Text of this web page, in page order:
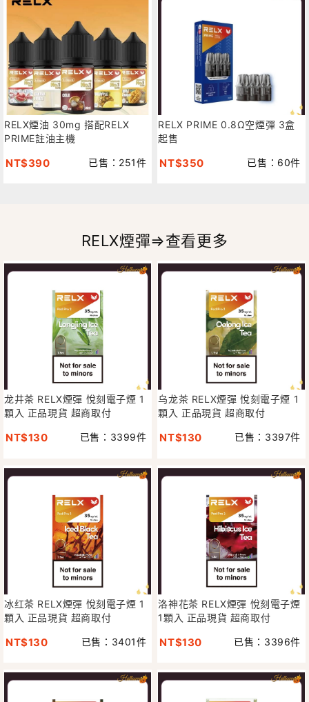
RELX煙油 30mg 搭配RELX
PRIME註油主機
NT$390 已售：251件
RELX PRIME 0.8Ω空煙彈 3盒
起售
NT$350 已售：60件
RELX煙彈⇒查看更多
龙井茶 RELX煙彈 悅刻電子煙 1
顆入 正品現貨 超商取付
NT$130 已售：3399件
乌龙茶 RELX煙彈 悅刻電子煙 1
顆入 正品現貨 超商取付
NT$130 已售：3397件
冰红茶 RELX煙彈 悅刻電子煙 1
顆入 正品現貨 超商取付
NT$130 已售：3401件
洛神花茶 RELX煙彈 悅刻電子煙
1顆入 正品現貨 超商取付
NT$130 已售：3396件